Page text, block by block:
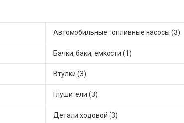
Автомобильные топливные насосы (3)
Бачки, баки, емкости (1)
Втулки (3)
Глушители (3)
Детали ходовой (3)